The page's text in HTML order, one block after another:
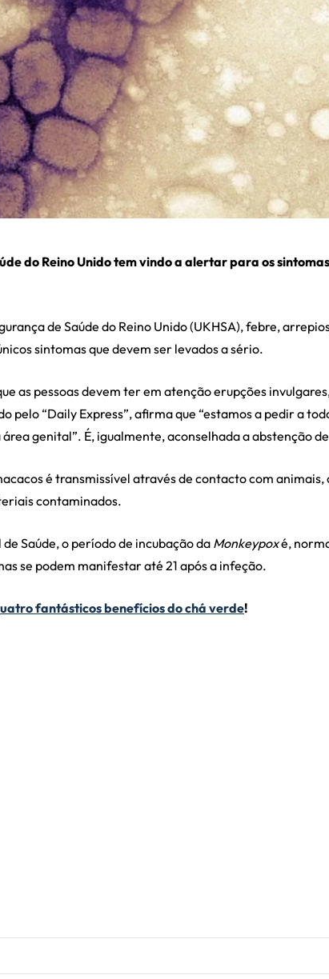
do Reino Unido tem vindo a alertar para os
de Saúde do Reino Unido (UKHSA),febre,
sintomas que devem ser levados a sério.
as pessoas devem ter em atenção erupções
pelo “Daily Express”, afirma que “estamos a pedir a
genital”. É, igualmente, aconselhada a abstenção
é transmissível através de contacto com animais,
contaminados.
Saúde, o período de incubação da Monkeypoxé,
se podem manifestar até 21 após a infeção.
fantásticos benefícios do chá verde!